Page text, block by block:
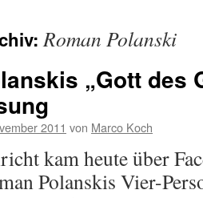
Roman Polanski
„Gott des
2011 von Marco Koch
kam heute über
Polanskis Vier-